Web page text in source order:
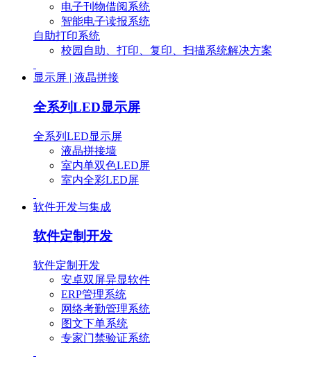
电子刊物借阅系统
智能电子读报系统
自助打印系统
校园自助、打印、复印、扫描系统解决方案
显示屏 | 液晶拼接
全系列LED显示屏
全系列LED显示屏
液晶拼接墙
室内单双色LED屏
室内全彩LED屏
软件开发与集成
软件定制开发
软件定制开发
安卓双屏异显软件
ERP管理系统
网络考勤管理系统
图文下单系统
专家门禁验证系统